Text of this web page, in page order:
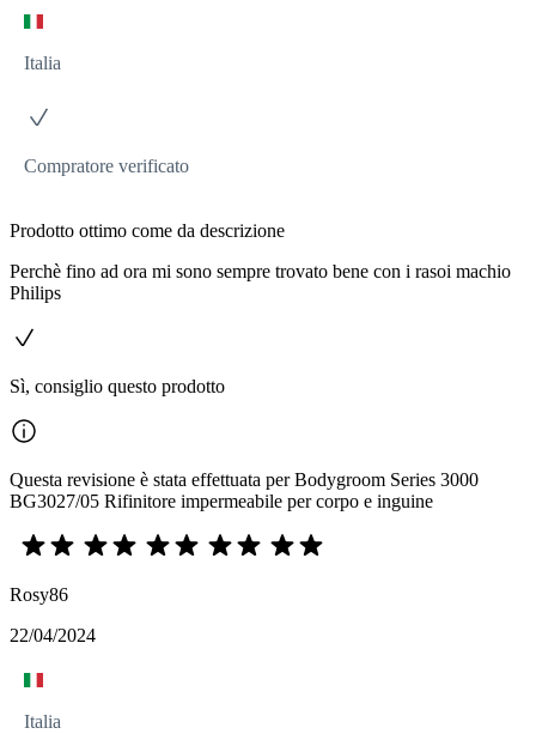
Italia
Compratore verificato
Prodotto ottimo come da descrizione
Perchè fino ad ora mi sono sempre trovato bene con i rasoi machio
Philips
Sì, consiglio questo prodotto
Questa revisione è stata effettuata per Bodygroom Series 3000
BG3027/05 Rifinitore impermeabile per corpo e inguine
Rosy86
22/04/2024
Italia